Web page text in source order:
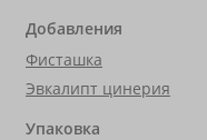
Добавления
Фисташка
Эвкалипт цинерия
Упаковка